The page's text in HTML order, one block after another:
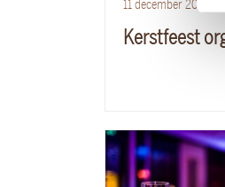
11 december 2023
Kerstfeest